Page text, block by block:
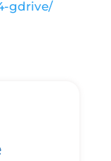
gdrive/